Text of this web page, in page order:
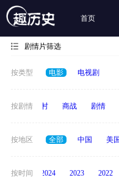
首页
剧情片筛选
按类型 电影 电视剧
按剧情
历史 乡村 商战 剧情
按地区 全部 中国 美国
按时间
2025 2024 2023 2022